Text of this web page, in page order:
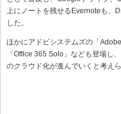
上にノートを残せるEvernoteも、
した。
ほかにアドビシステムズの「
「Office 365 Solo」なども登場し
のクラウド化が進んでいくと考えら